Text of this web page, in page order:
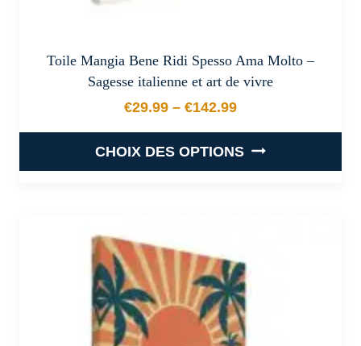
Toile Mangia Bene Ridi Spesso Ama Molto –
Sagesse italienne et art de vivre
€29.99 – €142.99
Plage de prix : €29.99 à
CHOIX DES OPTIONS
plusieurs
variations.
Les
options
peuvent